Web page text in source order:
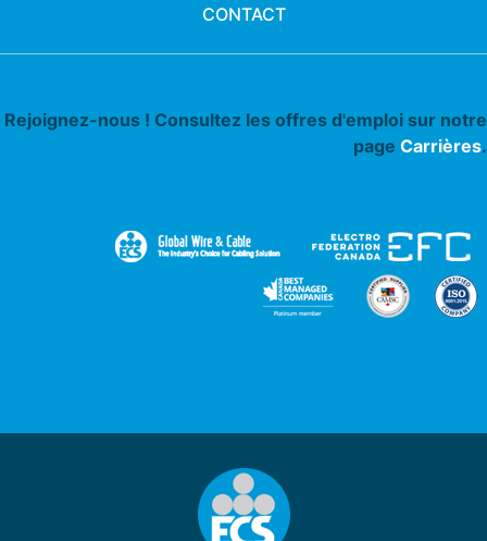
CONTACT
Rejoignez-nous ! Consultez les offres d'emploi sur notre
page Carrières.